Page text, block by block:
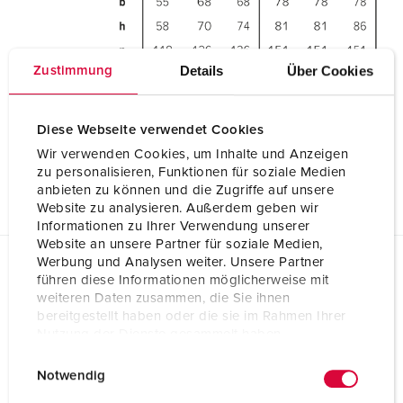
Zustimmung Details Über Cookies
Diese Webseite verwendet Cookies
Wir verwenden Cookies, um Inhalte und Anzeigen
zu personalisieren, Funktionen für soziale Medien
anbieten zu können und die Zugriffe auf unsere
Website zu analysieren. Außerdem geben wir
Informationen zu Ihrer Verwendung unserer
Website an unsere Partner für soziale Medien,
Werbung und Analysen weiter. Unsere Partner
führen diese Informationen möglicherweise mit
weiteren Daten zusammen, die Sie ihnen
bereitgestellt haben oder die sie im Rahmen Ihrer
Notwendig
Planungsdaten & Downloads
Stecker PowerTOP® Xtra R mit ErgoCONTACT® 13601